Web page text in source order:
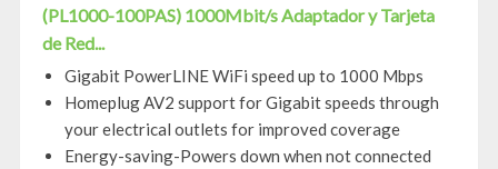
(PL1000-100PAS) 1000Mbit/s Adaptador y Tarjeta
de Red...
Gigabit PowerLINE WiFi speed up to 1000 Mbps
Homeplug AV2 support for Gigabit speeds through
your electrical outlets for improved coverage
Energy-saving-Powers down when not connected